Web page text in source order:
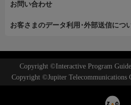
お問い合わせ
お客さまのデータ利用･外部送信につ
Copyright ©Interactive Program
Copyright ©Jupiter Telecommunications